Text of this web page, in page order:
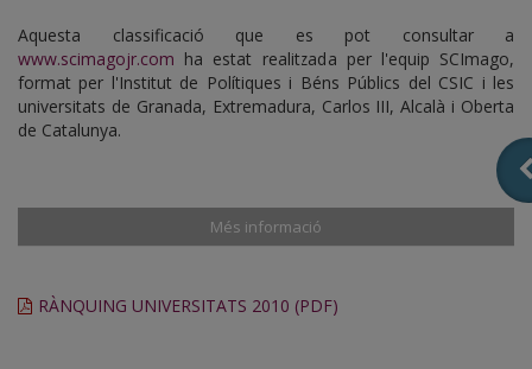
Aquesta classificació que es pot consultar a
www.scimagojr.com ha estat realitzada per l'equip SCImago,
format per l'Institut de Polítiques i Béns Públics del CSIC i les
universitats de Granada, Extremadura, Carlos III, Alcalà i Oberta
de Catalunya.
Més informació
RÀNQUING UNIVERSITATS 2010 (PDF)